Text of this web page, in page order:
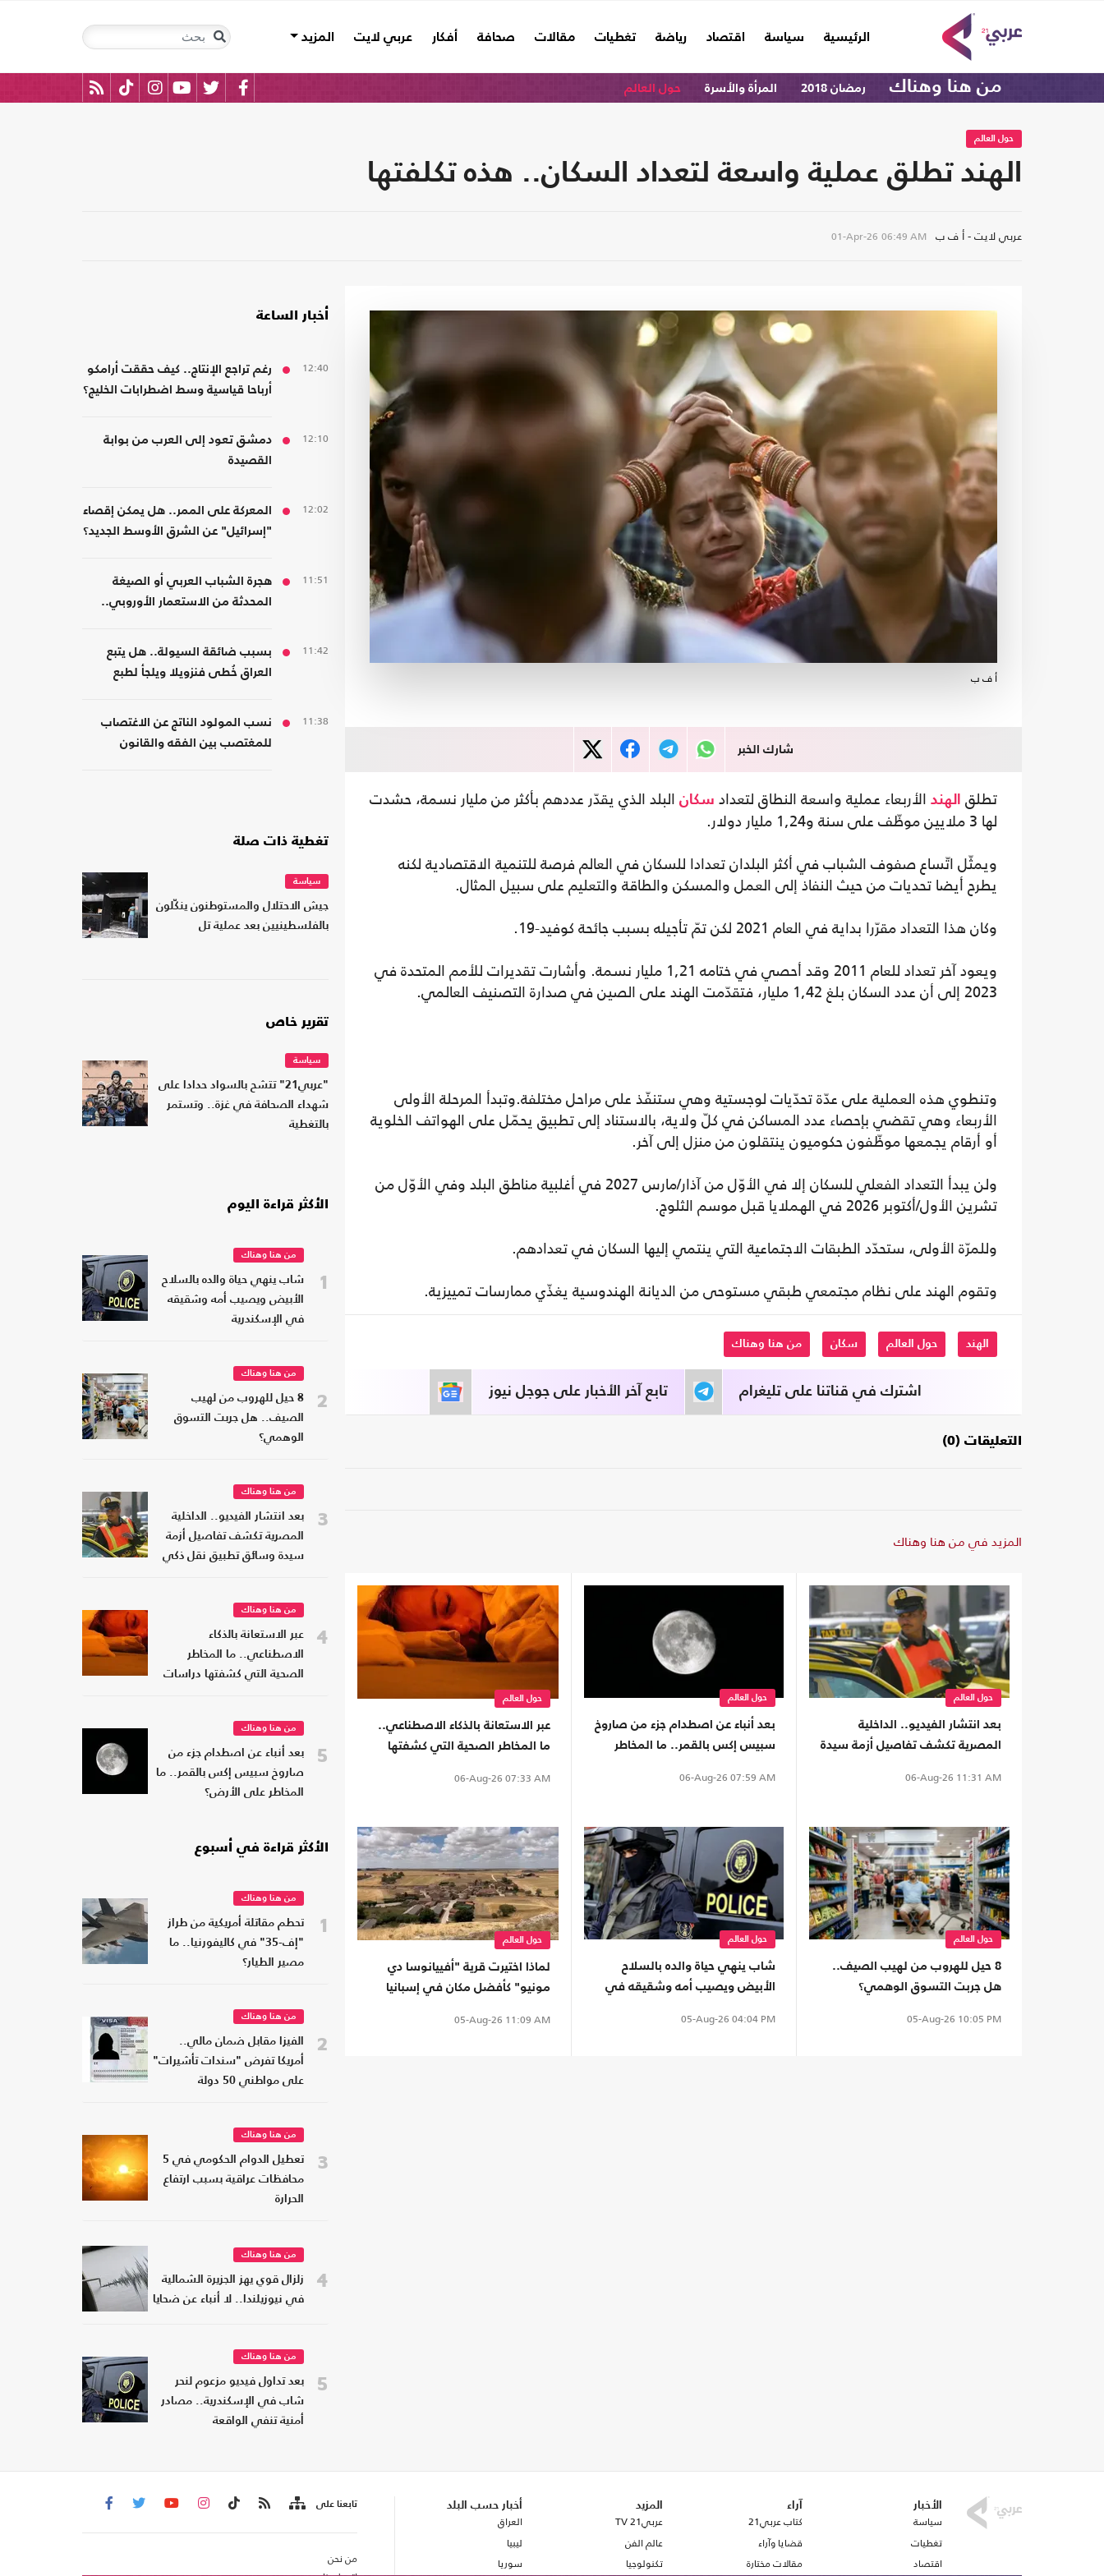
الرئيسية
(current) سياسة اقتصاد رياضة تغطيات مقالات صحافة أفكار عربي لايت المزيد
من هنا وهناك رمضان 2018 المرأة والأسرة حول العالم
حول العالم
الهند تطلق عملية واسعة لتعداد السكان.. هذه تكلفتها
عربي لايت - أ ف ب 01-Apr-26 06:49 AM
أ ف ب
شارك الخبر
تطلق الهند الأربعاء عملية واسعة النطاق لتعداد سكان البلد الذي يقدّر عددهم بأكثر من مليار نسمة، حشدت
لها 3 ملايين موظّف على سنة و1,24 مليار دولار.
ويمثّل اتّساع صفوف الشباب في أكثر البلدان تعدادا للسكان في العالم فرصة للتنمية الاقتصادية لكنه
يطرح أيضا تحديات من حيث النفاذ إلى العمل والمسكن والطاقة والتعليم على سبيل المثال.
وكان هذا التعداد مقرّرا بداية في العام 2021 لكن تمّ تأجيله بسبب جائحة كوفيد-19.
ويعود آخر تعداد للعام 2011 وقد أحصي في ختامه 1,21 مليار نسمة. وأشارت تقديرات للأمم المتحدة في
2023 إلى أن عدد السكان بلغ 1,42 مليار، فتقدّمت الهند على الصين في صدارة التصنيف العالمي.
وتنطوي هذه العملية على عدّة تحدّيات لوجستية وهي ستنفّذ على مراحل مختلفة.وتبدأ المرحلة الأولى
الأربعاء وهي تقضي بإحصاء عدد المساكن في كلّ ولاية، بالاستناد إلى تطبيق يحمّل على الهواتف الخلوية
أو أرقام يجمعها موظّفون حكوميون ينتقلون من منزل إلى آخر.
ولن يبدأ التعداد الفعلي للسكان إلا في الأوّل من آذار/مارس 2027 في أغلبية مناطق البلد وفي الأوّل من
تشرين الأول/أكتوبر 2026 في الهملايا قبل موسم الثلوج.
وللمرّة الأولى، ستحدّد الطبقات الاجتماعية التي ينتمي إليها السكان في تعدادهم.
وتقوم الهند على نظام مجتمعي طبقي مستوحى من الديانة الهندوسية يغذّي ممارسات تمييزية.
الهند حول العالم سكان من هنا وهناك
تابع آخر الأخبار على جوجل نيوز اشترك في قناتنا على تليغرام
التعليقات (0)
المزيد في من هنا وهناك
حول العالم
بعد انتشار الفيديو.. الداخلية
المصرية تكشف تفاصيل أزمة سيدة
06-Aug-26 11:31 AM
حول العالم
بعد أنباء عن اصطدام جزء من صاروخ
سبيس إكس بالقمر.. ما المخاطر
06-Aug-26 07:59 AM
حول العالم
عبر الاستعانة بالذكاء الاصطناعي..
ما المخاطر الصحية التي كشفتها
06-Aug-26 07:33 AM
حول العالم
8 حيل للهروب من لهيب الصيف..
هل جربت التسوق الوهمي؟
05-Aug-26 10:05 PM
حول العالم
شاب ينهي حياة والده بالسلاح
الأبيض ويصيب أمه وشقيقه في
05-Aug-26 04:04 PM
حول العالم
لماذا اختيرت قرية "أفييانوسا دي
مونيو" كأفضل مكان في إسبانيا
05-Aug-26 11:09 AM
أخبار الساعة
12:40
رغم تراجع الإنتاج.. كيف حققت أرامكو
أرباحا قياسية وسط اضطرابات الخليج؟
12:10
دمشق تعود إلى العرب من بوابة
القصيدة
12:02
المعركة على الممر.. هل يمكن إقصاء
"إسرائيل" عن الشرق الأوسط الجديد؟
11:51
هجرة الشباب العربي أو الصيغة
المحدثة من الاستعمار الأوروبي..
11:42
بسبب ضائقة السيولة.. هل يتبع
العراق خُطى فنزويلا ويلجأ لطبع
11:38
نسب المولود الناتج عن الاغتصاب
للمغتصب بين الفقه والقانون
تغطية ذات صلة
سياسة
جيش الاحتلال والمستوطنون ينكّلون
بالفلسطينيين بعد عملية تل
تقرير خاص
سياسة
"عربي21" تتشح بالسواد حدادا على
شهداء الصحافة في غزة.. وتستمر
بالتغطية
الأكثر قراءة اليوم
1
من هنا وهناك
شاب ينهي حياة والده بالسلاح
الأبيض ويصيب أمه وشقيقه
في الإسكندرية
2
من هنا وهناك
8 حيل للهروب من لهيب
الصيف.. هل جربت التسوق
الوهمي؟
3
من هنا وهناك
بعد انتشار الفيديو.. الداخلية
المصرية تكشف تفاصيل أزمة
سيدة وسائق تطبيق نقل ذكي
4
من هنا وهناك
عبر الاستعانة بالذكاء
الاصطناعي.. ما المخاطر
الصحية التي كشفتها دراسات
5
من هنا وهناك
بعد أنباء عن اصطدام جزء من
صاروخ سبيس إكس بالقمر.. ما
المخاطر على الأرض؟
الأكثر قراءة في أسبوع
1
من هنا وهناك
تحطم مقاتلة أمريكية من طراز
"إف-35" في كاليفورنيا.. ما
مصير الطيار؟
2
من هنا وهناك
الفيزا مقابل ضمان مالي..
أمريكا تفرض "سندات تأشيرات"
على مواطني 50 دولة
3
من هنا وهناك
تعطيل الدوام الحكومي في 5
محافظات عراقية بسبب ارتفاع
الحرارة
4
من هنا وهناك
زلزال قوي يهز الجزيرة الشمالية
في نيوزيلندا.. لا أنباء عن ضحايا
5
من هنا وهناك
بعد تداول فيديو مزعوم لنحر
شاب في الإسكندرية.. مصادر
أمنية تنفي الواقعة
الأخبار
سياسة
تغطيات
اقتصاد
آراء
كتاب عربي21
قضايا وآراء
مقالات مختارة
المزيد
عربي21 TV
عالم الفن
تكنولوجيا
أخبار حسب البلد
العراق
ليبيا
سوريا
تابعنا على
من نحن